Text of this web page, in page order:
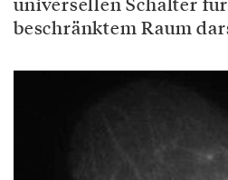
beschränktem Raum